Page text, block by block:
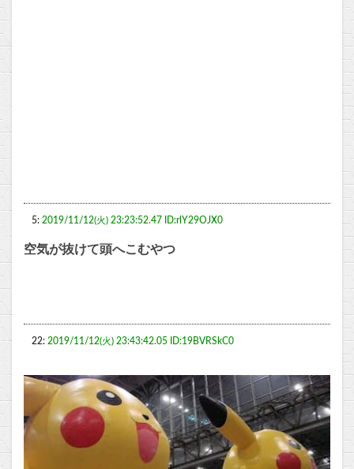
5: 2019/11/12(火) 23:23:52.47 ID:rlY29OJX0
空気が抜けて頭へこむやつ
22: 2019/11/12(火) 23:43:42.05 ID:19BVRSkC0